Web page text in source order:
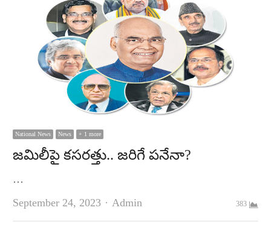
National News News + 1 more
జమిలీపై కసరత్తు.. జరిగే పనేనా?
…
September 24, 2023
Author
Admin 383